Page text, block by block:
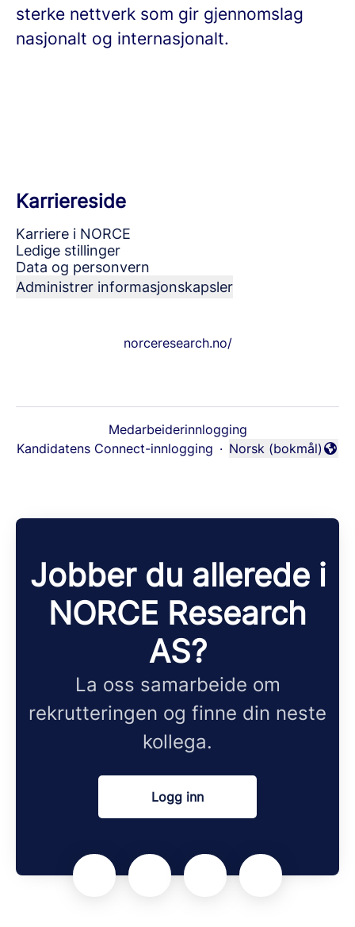
sterke nettverk som gir gjennomslag
nasjonalt og internasjonalt.
Karriereside
Karriere i NORCE
Ledige stillinger
Data og personvern
Administrer informasjonskapsler
norceresearch.no/
Medarbeiderinnlogging
Kandidatens Connect-innlogging ·
Endre språk
Norsk (bokmål)
Jobber du allerede i
NORCE Research
AS?
La oss samarbeide om
rekrutteringen og finne din neste
kollega.
Logg inn